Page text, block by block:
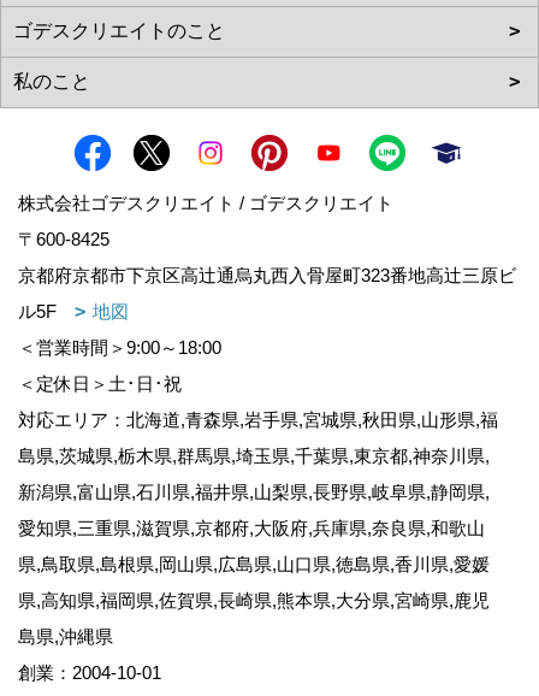
株式会社ゴデスクリエイト / ゴデスクリエイト
〒600-8425
京都府京都市下京区高辻通烏丸西入骨屋町323番地高辻三原ビ
ル5F
地図
＜営業時間＞9:00～18:00
＜定休日＞土･日･祝
対応エリア：北海道,青森県,岩手県,宮城県,秋田県,山形県,福
島県,茨城県,栃木県,群馬県,埼玉県,千葉県,東京都,神奈川県,
新潟県,富山県,石川県,福井県,山梨県,長野県,岐阜県,静岡県,
愛知県,三重県,滋賀県,京都府,大阪府,兵庫県,奈良県,和歌山
県,鳥取県,島根県,岡山県,広島県,山口県,徳島県,香川県,愛媛
県,高知県,福岡県,佐賀県,長崎県,熊本県,大分県,宮崎県,鹿児
島県,沖縄県
創業：2004-10-01